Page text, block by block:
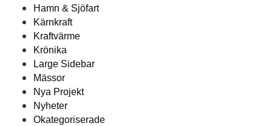
Hamn & Sjöfart
Kärnkraft
Kraftvärme
Krönika
Large Sidebar
Mässor
Nya Projekt
Nyheter
Okategoriserade